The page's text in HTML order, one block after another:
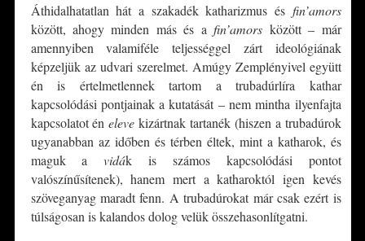
Áthidalhatatlan hát a szakadék katharizmus és fin’amors
között, ahogy minden más és afin’amors között – már
amennyiben valamiféle teljességgel zárt ideológiának
képzeljük az udvari szerelmet. Amúgy Zemplényivel együtt
én is értelmetlennek tartom a trubadúrlíra kathar
kapcsolódási pontjainak a kutatását – nem mintha ilyenfajta
kapcsolatot énelevekizártnak tartanék (hiszen a trubadúrok
ugyanabban az időben és térben éltek, mint a katharok, és
maguk avidák is számos kapcsolódási pontot
valószínűsítenek), hanem mert a katharoktól igen kevés
szöveganyag maradt fenn. A trubadúrokat már csak ezért is
túlságosan is kalandos dolog velük összehasonlítgatni.